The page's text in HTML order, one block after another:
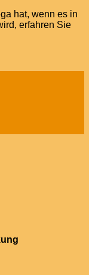
hat, wenn es in
erfahren Sie